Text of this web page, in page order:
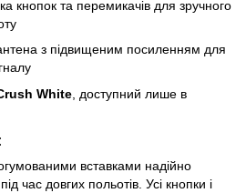
кнопок та перемикачів для зручного
з підвищеним посиленням для
White , доступний лише в
вставками надійно
час довгих польотів. Усі кнопки і